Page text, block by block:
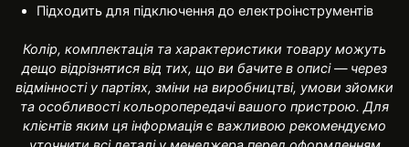
Підходить для підключення до електроінструментів
Колір, комплектація та характеристики товару можуть
дещо відрізнятися від тих, що ви бачите в описі — через
відмінності у партіях, зміни на виробництві, умови зйомки
та особливості кольоропередачі вашого пристрою. Для
клієнтів яким ця інформація є важливою рекомендуємо